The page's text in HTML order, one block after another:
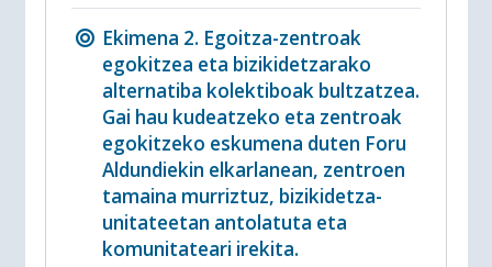
Ekimena 2. Egoitza-zentroak
egokitzea eta bizikidetzarako
alternatiba kolektiboak bultzatzea.
Gai hau kudeatzeko eta zentroak
egokitzeko eskumena duten Foru
Aldundiekin elkarlanean, zentroen
tamaina murriztuz, bizikidetza-
unitateetan antolatuta eta
komunitateari irekita.